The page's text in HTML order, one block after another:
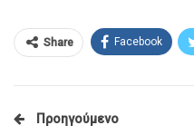
Share Facebook
Προηγούμενο